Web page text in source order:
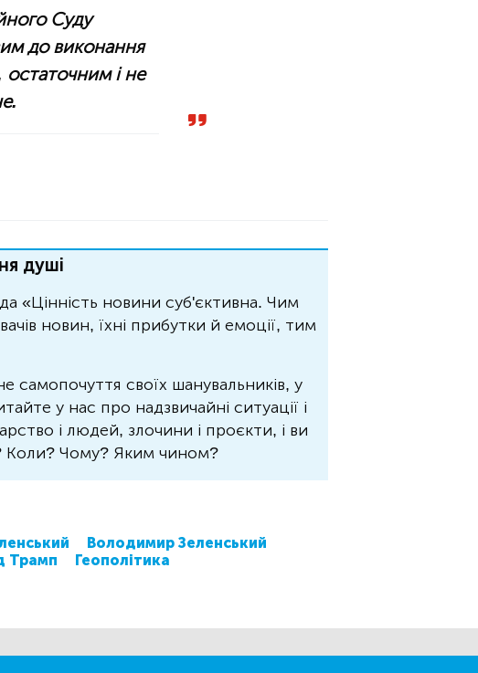
Суду
до виконання
остаточним і не
душі
«Цінність новини суб'єктивна. Чим
новин, їхні прибутки й емоції, тим
самопочуття своїх шанувальників, у
у нас про надзвичайні ситуації і
і людей, злочини і проєкти, і ви
Коли? Чому? Яким чином?
Володимир Зеленський
Трамп Геополітика